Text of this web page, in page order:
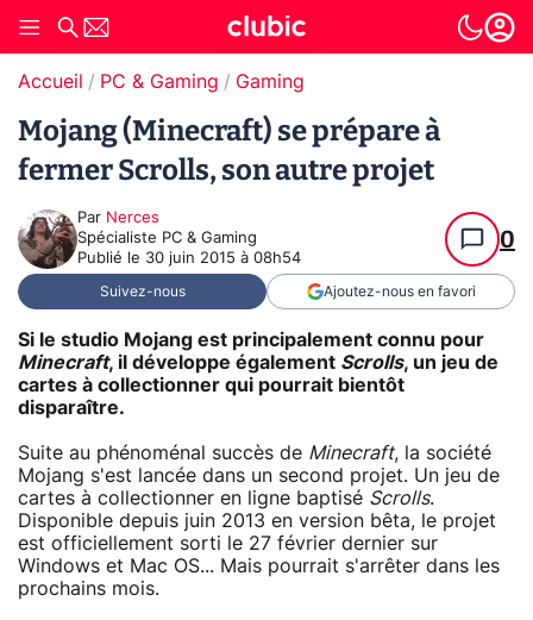
Accueil PC & Gaming Gaming
Mojang (Minecraft) se prépare à
fermer Scrolls, son autre projet
Par Nerces
Spécialiste PC & Gaming
Publié le 30 juin 2015 à 08h54
0
Suivez-nous Ajoutez-nous en favori
Si le studio Mojang est principalement connu pour
Minecraft, il développe également Scrolls, un jeu de
cartes à collectionner qui pourrait bientôt
disparaître.
Suite au phénoménal succès de Minecraft, la société
Mojang s'est lancée dans un second projet. Un jeu de
cartes à collectionner en ligne baptisé Scrolls.
Disponible depuis juin 2013 en version bêta, le projet
est officiellement sorti le 27 février dernier sur
Windows et Mac OS... Mais pourrait s'arrêter dans les
prochains mois.